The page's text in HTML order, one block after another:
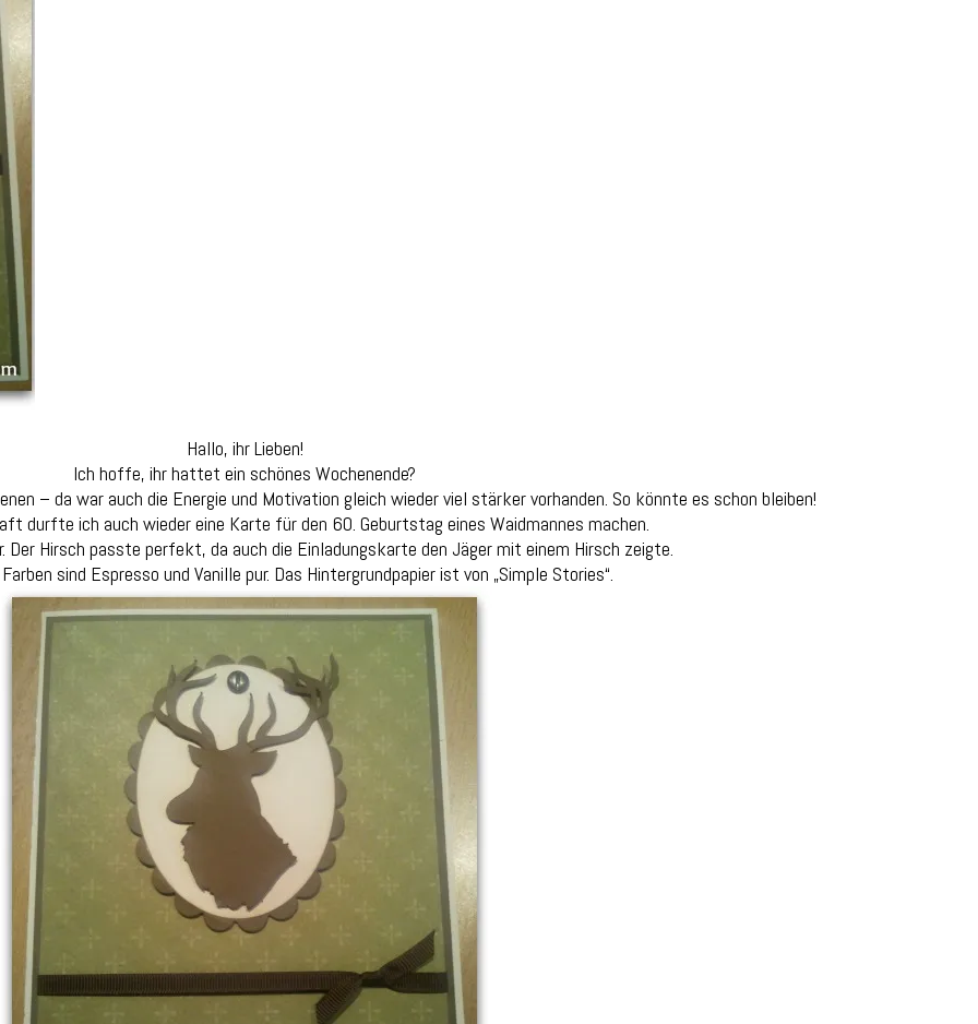
Hallo, ihr Lieben!
Ich hoffe, ihr hattet ein schönes Wochenende?
– da war auch die Energie und Motivation gleich wieder viel stärker vorhanden. So könnte es schon bleiben!
durfte ich auch wieder eine Karte für den 60. Geburtstag eines Waidmannes machen.
Der Hirsch passte perfekt, da auch die Einladungskarte den Jäger mit einem Hirsch zeigte.
sind Espresso und Vanille pur. Das Hintergrundpapier ist von „Simple Stories“.